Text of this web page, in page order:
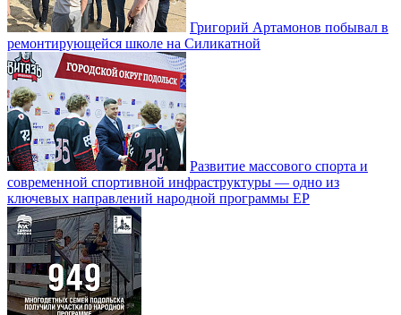
Григорий Артамонов побывал в
ремонтирующейся школе на Силикатной
Развитие массового спорта и
современной спортивной инфраструктуры — одно из
ключевых направлений народной программы ЕР